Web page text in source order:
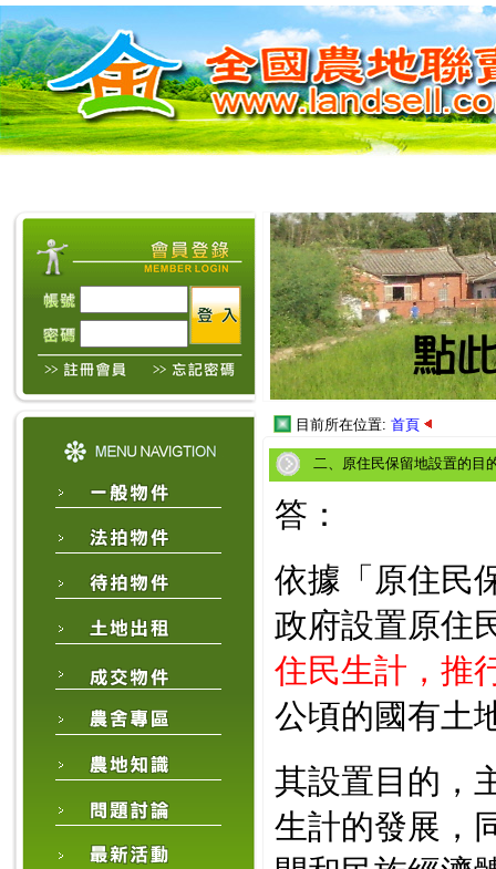
目前所在位置: 首頁
二、原住民保留地設置的目
答：
依據「原住民
政府設置原住
住民生計，推
公頃的國有土
其設置目的，
生計的發展，